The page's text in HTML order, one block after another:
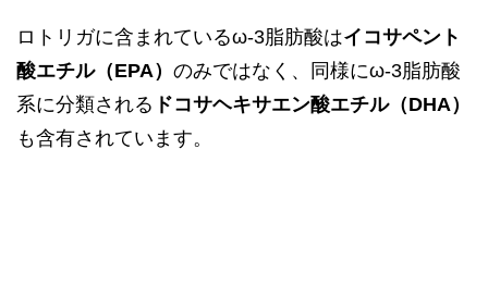
ロトリガに含まれているω-3脂肪酸はイコサペント
酸エチル（EPA） のみではなく、同様にω-3脂肪酸
系に分類される ドコサヘキサエン酸エチル（DHA）
も含有されています。